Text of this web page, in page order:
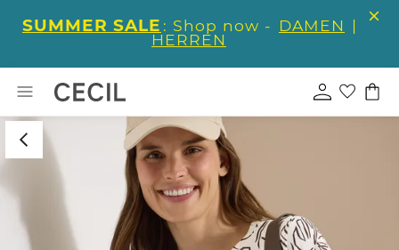
SUMMER SALE : Shop now - DAMEN |
HERREN